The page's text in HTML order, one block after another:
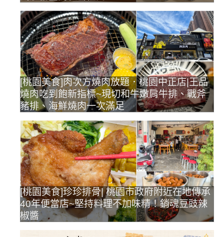
[桃園美食]肉次方燒肉放題．桃園中正店|王品
燒肉吃到飽新指標~現切和牛嫩肩牛排、戰斧
豬排、海鮮燒肉一次滿足
[桃園美食]珍珍排骨| 桃園市政府附近在地傳承
40年便當店~堅持料理不加味精！銷魂豆豉辣
椒醬